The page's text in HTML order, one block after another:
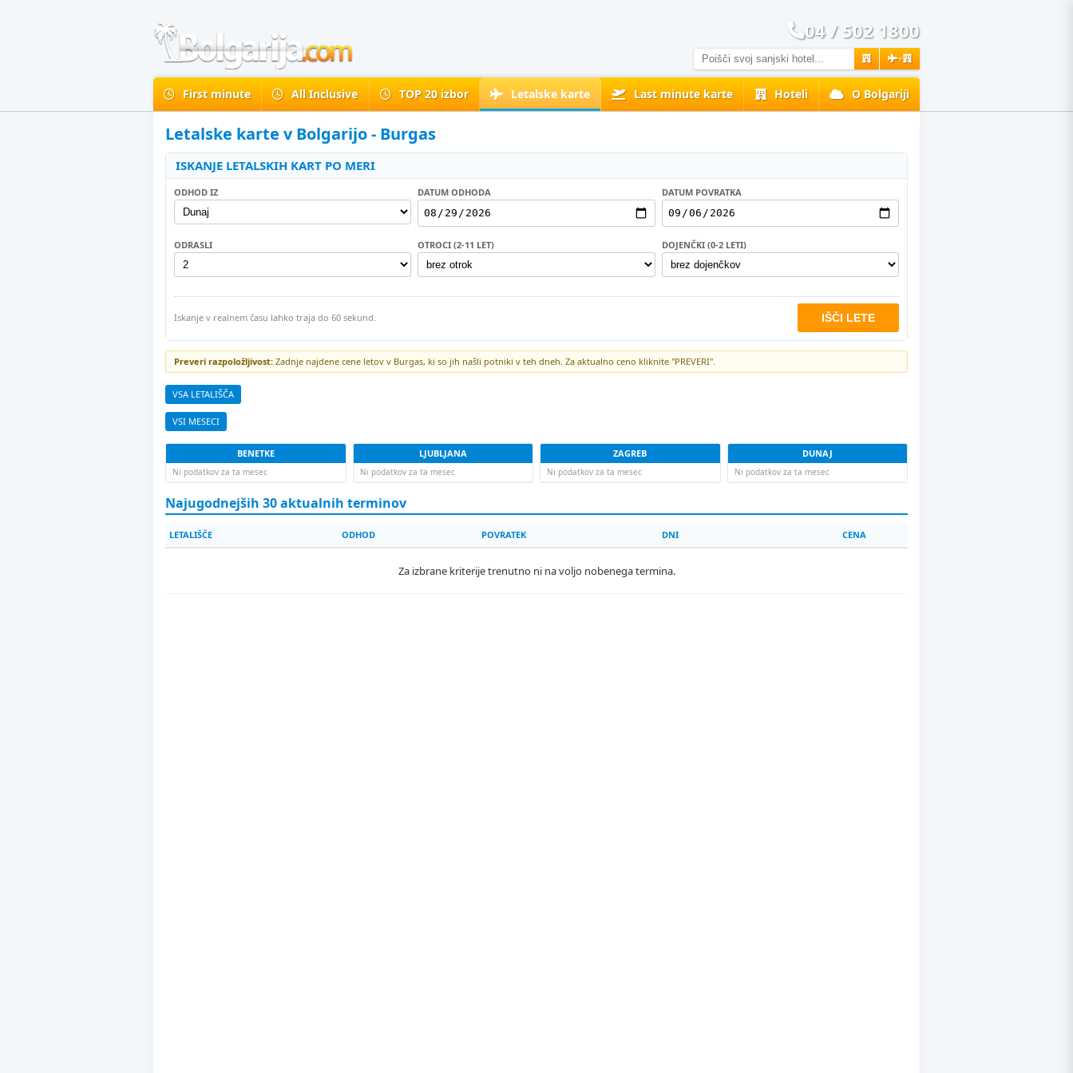
04 / 502 1800
+
First minute All Inclusive TOP 20 izbor Letalske karte Last minute karte Hoteli O Bolgariji
Letalske karte v Bolgarijo - Burgas
ISKANJE LETALSKIH KART PO MERI
ODHOD IZ DATUM ODHODA DATUM POVRATKA
ODRASLI OTROCI (2-11 LET) DOJENČKI (0-2 LETI)
Iskanje v realnem času lahko traja do 60 sekund. IŠČI LETE
Preveri razpoložljivost: Zadnje najdene cene letov v Burgas, ki so jih našli potniki v teh dneh. Za aktualno ceno kliknite "PREVERI".
VSA LETALIŠČA
VSI MESECI
BENETKE
Ni podatkov za ta mesec
LJUBLJANA
Ni podatkov za ta mesec
ZAGREB
Ni podatkov za ta mesec
DUNAJ
Ni podatkov za ta mesec
Najugodnejših 30 aktualnih terminov
LETALIŠČE ODHOD POVRATEK DNI CENA
Za izbrane kriterije trenutno ni na voljo nobenega termina.